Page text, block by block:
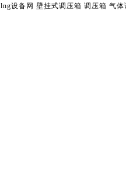
lng设备网 壁挂式调压箱 调压箱 气体